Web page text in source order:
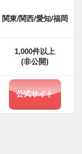
関東/関西/愛知/福岡
1,000件以上
(非公開)
公式サイト